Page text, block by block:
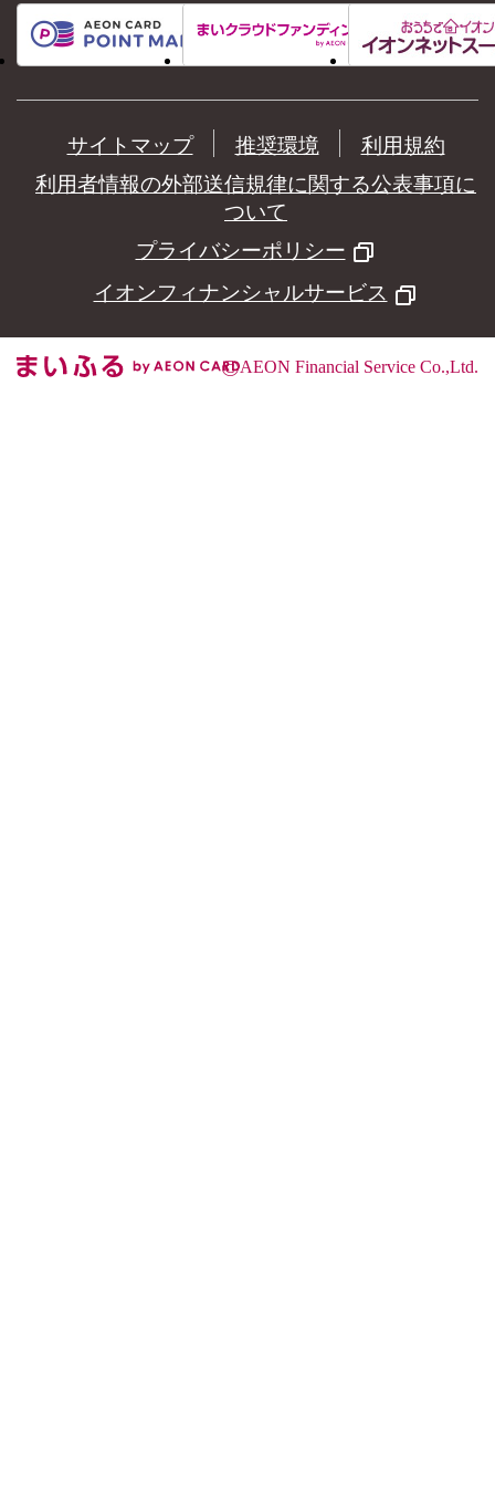
サイトマップ 推奨環境
利用規約
利用者情報の外部送信規律に関する公表事項に
ついて
プライバシーポリシー
イオンフィナンシャルサービス
©AEON Financial Service Co.,Ltd.